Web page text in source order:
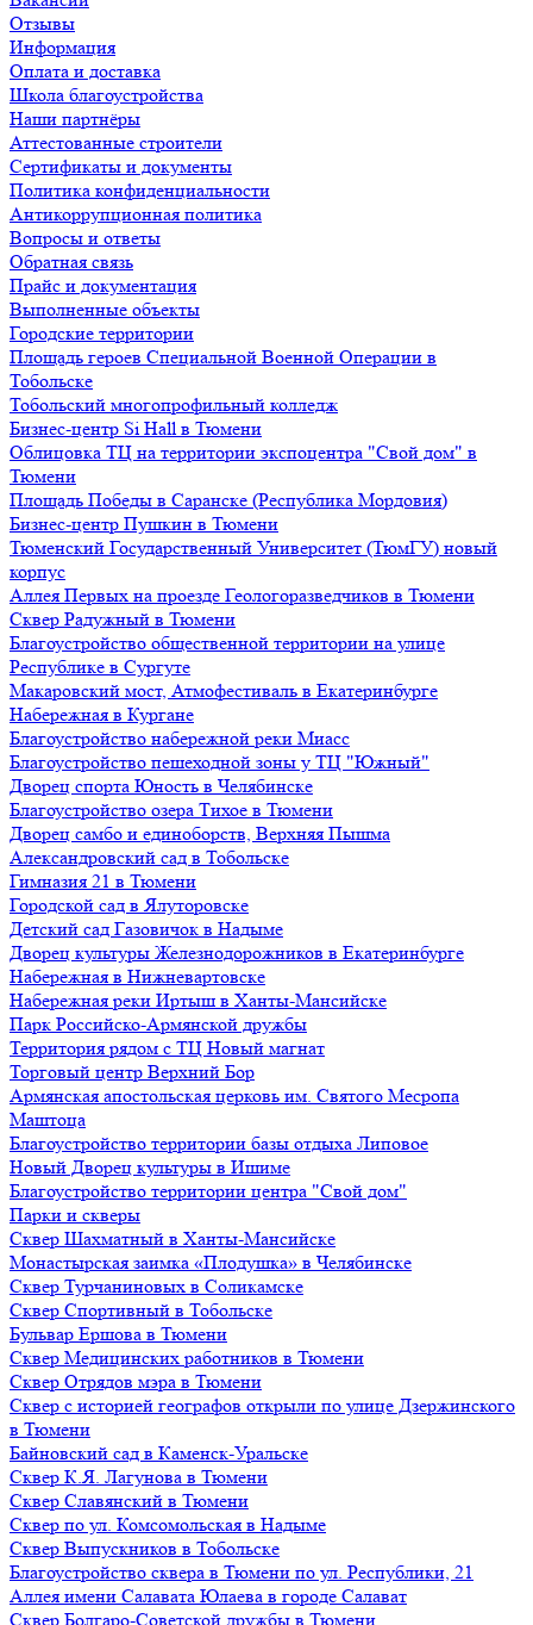
Отзывы
Информация
Оплата и доставка
Школа благоустройства
Наши партнёры
Аттестованные строители
Сертификаты и документы
Политика конфиденциальности
Антикоррупционная политика
Вопросы и ответы
Обратная связь
Прайс и документация
Выполненные объекты
Городские территории
Площадь героев Специальной Военной Операции в
Тобольске
Тобольский многопрофильный колледж
Бизнес-центр Si Hall в Тюмени
Облицовка ТЦ на территории экспоцентра "Свой дом" в
Тюмени
Площадь Победы в Саранске (Республика Мордовия)
Бизнес-центр Пушкин в Тюмени
Тюменский Государственный Университет (ТюмГУ) новый
корпус
Аллея Первых на проезде Геологоразведчиков в Тюмени
Сквер Радужный в Тюмени
Благоустройство общественной территории на улице
Республике в Сургуте
Макаровский мост, Атмофестиваль в Екатеринбурге
Набережная в Кургане
Благоустройство набережной реки Миасс
Благоустройство пешеходной зоны у ТЦ "Южный"
Дворец спорта Юность в Челябинске
Благоустройство озера Тихое в Тюмени
Дворец самбо и единоборств, Верхняя Пышма
Александровский сад в Тобольске
Гимназия 21 в Тюмени
Городской сад в Ялуторовске
Детский сад Газовичок в Надыме
Дворец культуры Железнодорожников в Екатеринбурге
Набережная в Нижневартовске
Набережная реки Иртыш в Ханты-Мансийске
Парк Российско-Армянской дружбы
Территория рядом с ТЦ Новый магнат
Торговый центр Верхний Бор
Армянская апостольская церковь им. Святого Месропа
Маштоца
Благоустройство территории базы отдыха Липовое
Нoвый Двoрeц культуры в Ишимe
Благоустройство территории центра "Свой дом"
Парки и скверы
Сквер Шахматный в Ханты-Мансийске
Монастырская заимка «Плодушка» в Челябинске
Сквер Турчаниновых в Соликамске
Сквер Спортивный в Тобольске
Бульвар Ершова в Тюмени
Сквер Медицинских работников в Тюмени
Сквер Отрядов мэра в Тюмени
Сквер с историей географов открыли по улице Дзержинского
в Тюмени
Байновский сад в Каменск-Уральске
Сквер К.Я. Лагунова в Тюмени
Сквер Славянский в Тюмени
Сквер по ул. Комсомольская в Надыме
Сквер Выпускников в Тобольске
Благоустройство сквера в Тюмени по ул. Республики, 21
Аллея имени Салавата Юлаева в городе Салават
Сквер Болгаро-Советской дружбы в Тюмени